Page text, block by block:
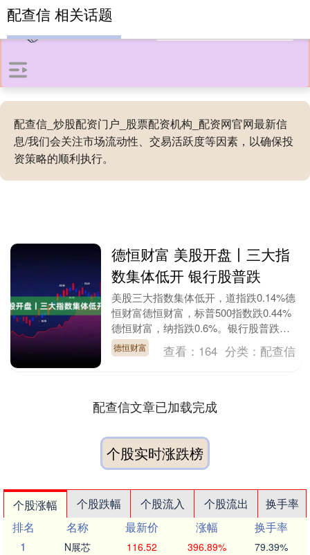
配查信_炒股配资门户_股票配资机构_配资网官网最新信
息/我们会关注市场流动性、交易活跃度等因素，以确保投
资策略的顺利执行。
配查信 相关话题
德恒财富 美股开盘丨三大指
数集体低开 银行股普跌
美股三大指数集体低开，道指跌0.14%德
恒财富德恒财富，标普500指数跌0.44%
德恒财富，纳指跌0.6%。银行股普跌，
富国银行、美国银行跌超3%；携程集团
跌超....
德恒财富 查看： 164 分类： 配查信
配查信文章已加载完成
个股实时涨跌榜
个股涨幅 个股跌幅 个股流入 个股流出
换手率
排名
名称 最新价 涨幅
换手率
1
N展芯 116.52 396.89% 79.39%